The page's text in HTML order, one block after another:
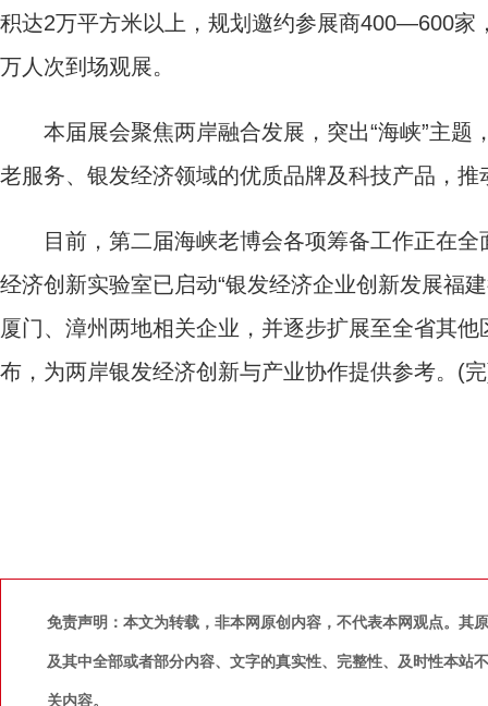
积达2万平方米以上，规划邀约参展商400—600家
万人次到场观展。
本届展会聚焦两岸融合发展，突出“海峡”主题
老服务、银发经济领域的优质品牌及科技产品，
目前，第二届海峡老博会各项筹备工作正在全
经济创新实验室已启动“银发经济企业创新发展福
厦门、漳州两地相关企业，并逐步扩展至全省其
布，为两岸银发经济创新与产业协作提供参考。(
免责声明：本文为转载，非本网原创内容，不代表本网观点。其
及其中全部或者部分内容、文字的真实性、完整性、及时性本站
关内容。